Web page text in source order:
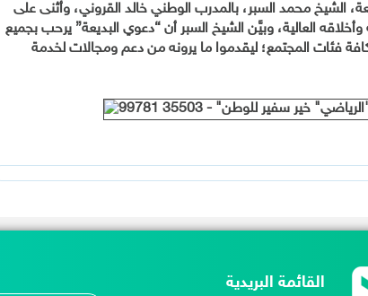
الشيخ محمد السبر، بالمدرب الوطني خالد القروني، وأثنى على
العالية، وبيَّن الشيخ السبر أن “دعوي البديعة” يرحب بجميع
فئات المجتمع؛ ليقدموا ما يرونه من دعم ومجالات لخدمة
القائمة البريدية